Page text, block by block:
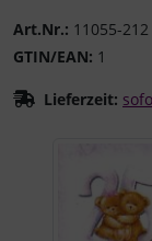
Art.Nr.: 11055-212
GTIN/EAN: 1
Lieferzeit:
Wenn mehr